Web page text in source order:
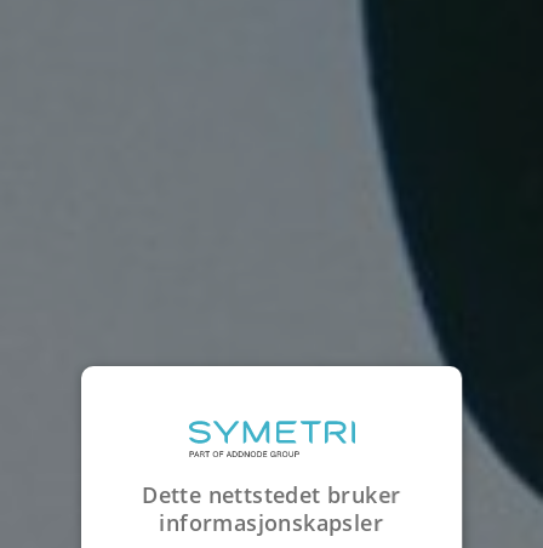
Dette nettstedet bruker
informasjonskapsler